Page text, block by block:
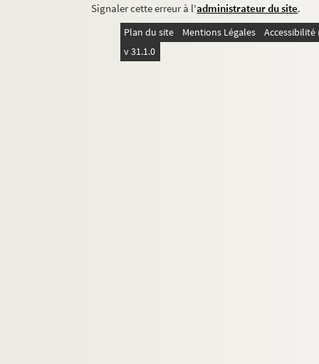
Signaler cette erreur à l'administrateur du site.
Plan du site Mentions Légales
v 31.1.0